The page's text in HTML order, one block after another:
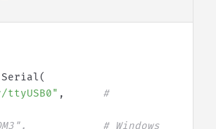
Serial(
ttyUSB0" ,
#
# Windows